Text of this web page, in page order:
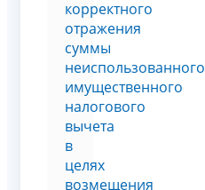
корректного
отражения
суммы
неиспользованного
имущественного
налогового
вычета
в
целях
возмещения